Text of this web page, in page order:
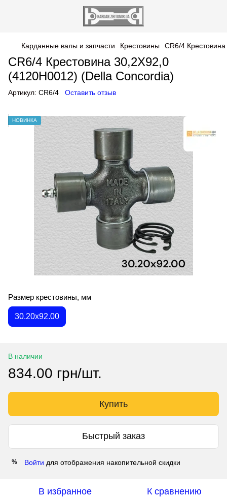
Карданные валы и запчасти Крестовины CR6/4
CR6/4 Крестовина 30,2X92,0
(4120H0012) (Della Concordia)
Артикул: CR6/4 Оставить отзыв
НОВИНКА
Размер крестовины, мм
30.20x92.00
В наличии
834.00 грн/шт.
Купить
Быстрый заказ
% Войти для отображения накопительной скидки
В избранное К сравнению